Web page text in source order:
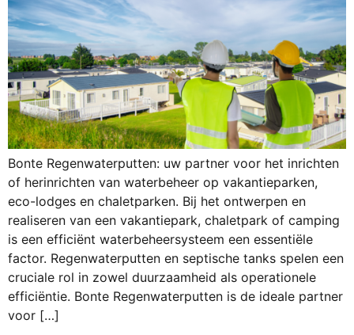
Bonte Regenwaterputten: uw partner voor het inrichten
of herinrichten van waterbeheer op vakantieparken,
eco-lodges en chaletparken. Bij het ontwerpen en
realiseren van een vakantiepark, chaletpark of camping
is een efficiënt waterbeheersysteem een essentiële
factor. Regenwaterputten en septische tanks spelen een
cruciale rol in zowel duurzaamheid als operationele
efficiëntie. Bonte Regenwaterputten is de ideale partner
voor […]